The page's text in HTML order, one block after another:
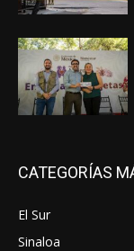
CATEGORÍAS
El Sur
Sinaloa